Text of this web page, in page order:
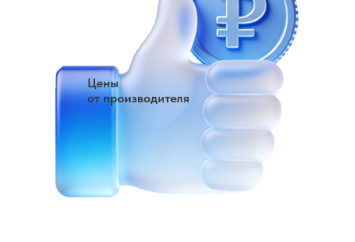
Цены
от производителя